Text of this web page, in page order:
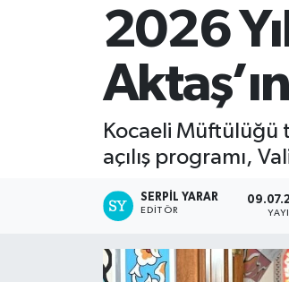
2026
Kocaeli Müftülüğü
açılış programı,
SERPİL YARAR
EDITÖR
Süper Lig Puan Durumu ve Fikstür
Tüm Manşetler
Son Dakika Haberleri
Haber Arşivi